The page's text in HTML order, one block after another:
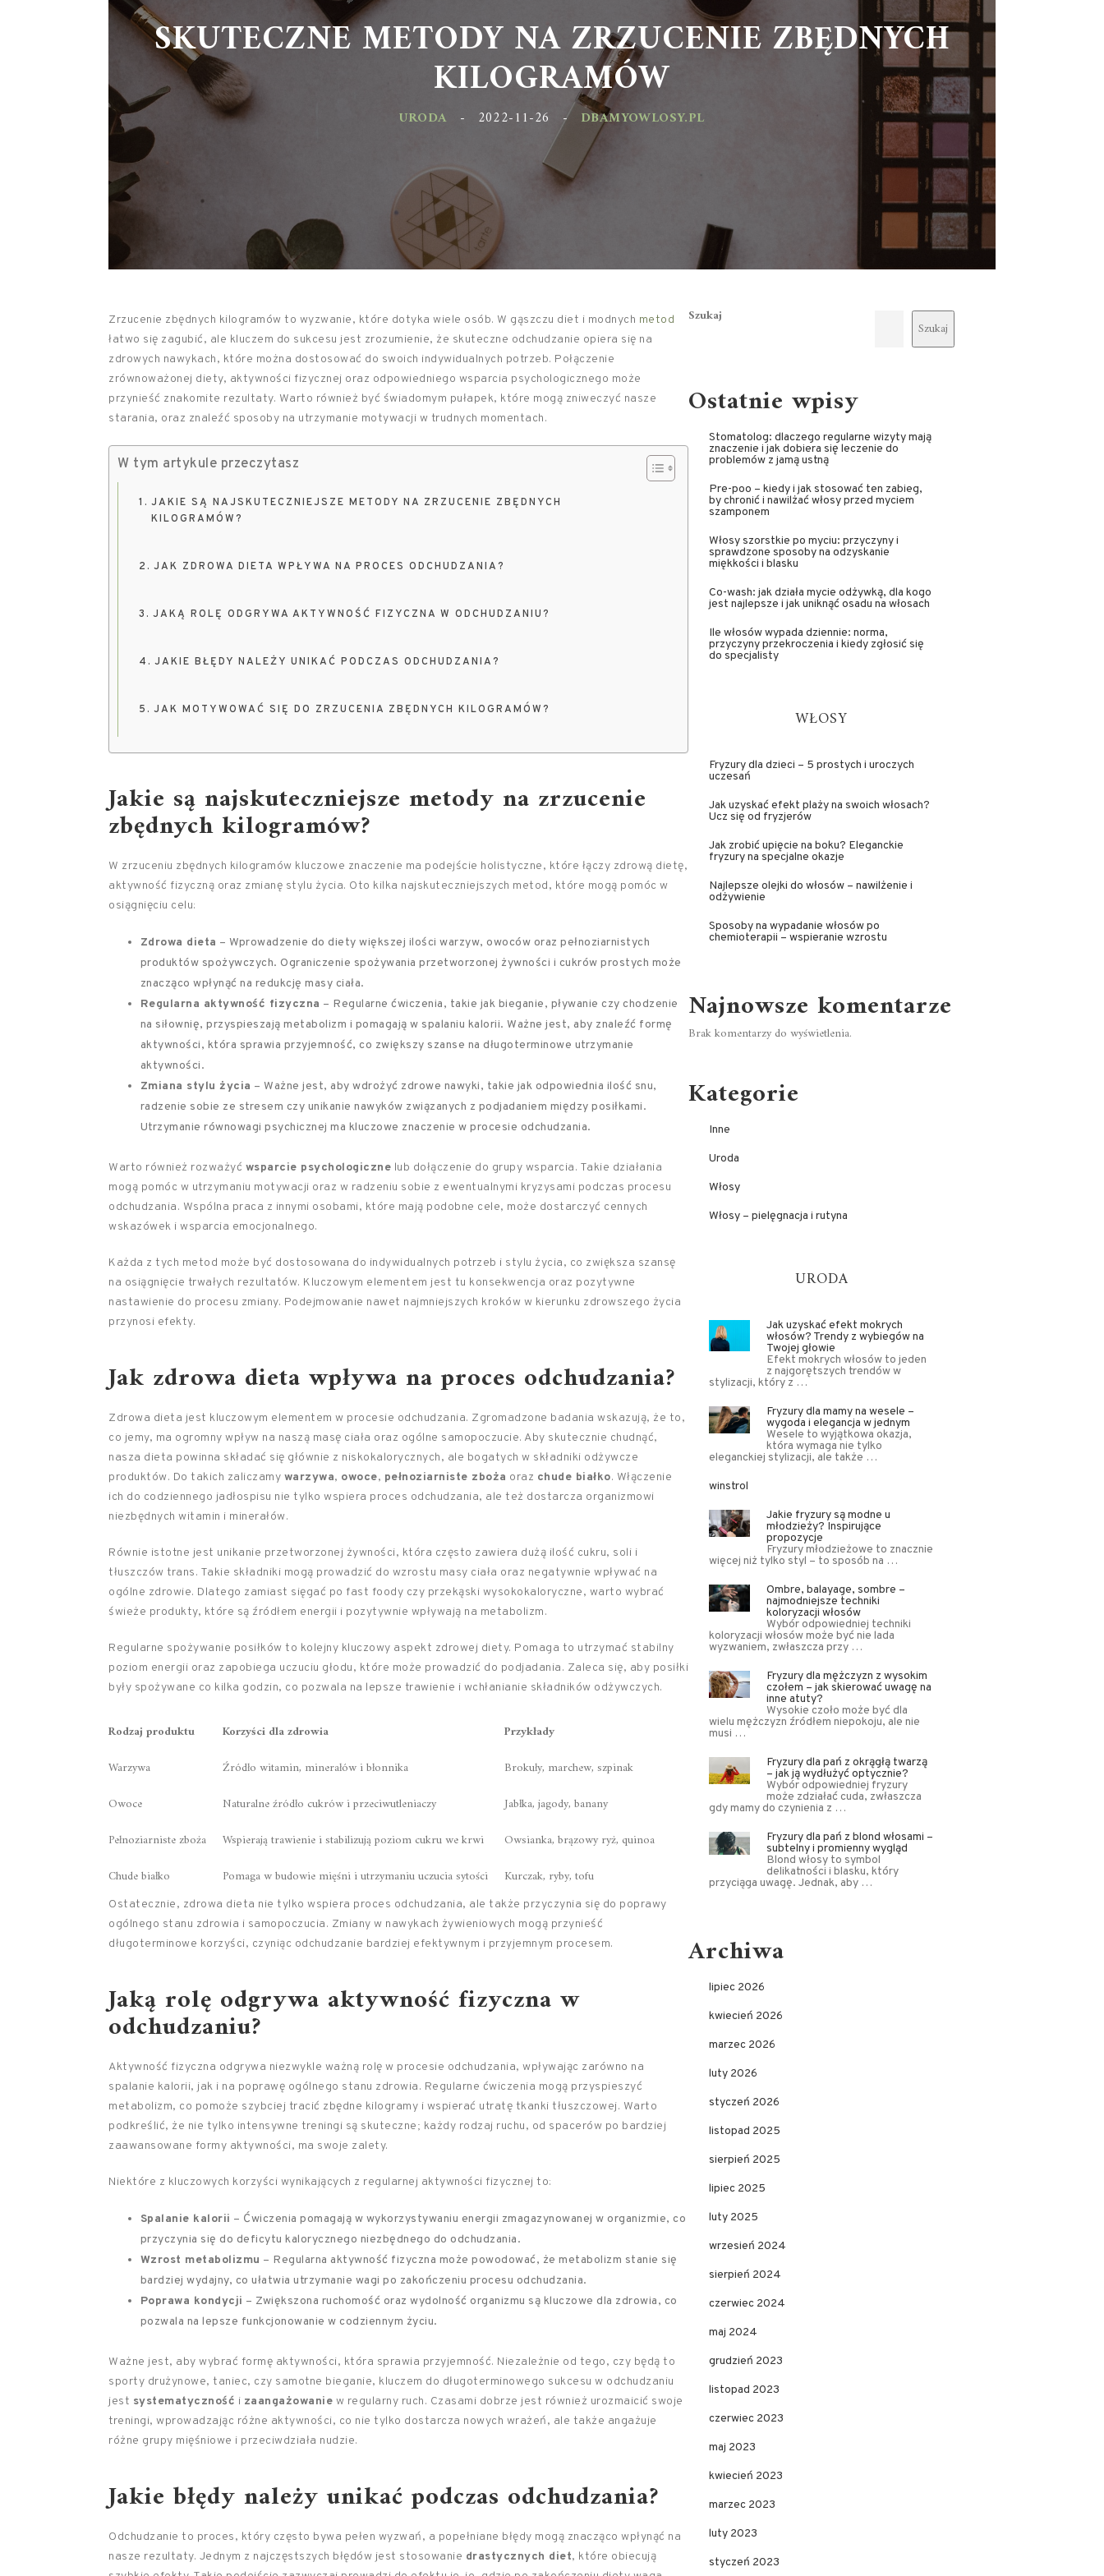
SKUTECZNE METODY NA ZRZUCENIE ZBĘDNYCH
KILOGRAMÓW
URODA - 2022-11-26 - DBAMYOWLOSY.PL
Zrzucenie zbędnych kilogramów to wyzwanie, które dotyka wiele osób. W gąszczu diet i modnych metod
łatwo się zagubić, ale kluczem do sukcesu jest zrozumienie, że skuteczne odchudzanie opiera się na
zdrowych nawykach, które można dostosować do swoich indywidualnych potrzeb. Połączenie
zrównoważonej diety, aktywności fizycznej oraz odpowiedniego wsparcia psychologicznego może
przynieść znakomite rezultaty. Warto również być świadomym pułapek, które mogą zniweczyć nasze
starania, oraz znaleźć sposoby na utrzymanie motywacji w trudnych momentach.
W tym artykule przeczytasz
JAKIE SĄ NAJSKUTECZNIEJSZE METODY NA ZRZUCENIE ZBĘDNYCH
KILOGRAMÓW?
JAK ZDROWA DIETA WPŁYWA NA PROCES ODCHUDZANIA?
JAKĄ ROLĘ ODGRYWA AKTYWNOŚĆ FIZYCZNA W ODCHUDZANIU?
JAKIE BŁĘDY NALEŻY UNIKAĆ PODCZAS ODCHUDZANIA?
JAK MOTYWOWAĆ SIĘ DO ZRZUCENIA ZBĘDNYCH KILOGRAMÓW?
Jakie są najskuteczniejsze metody na zrzucenie
zbędnych kilogramów?
W zrzuceniu zbędnych kilogramów kluczowe znaczenie ma podejście holistyczne, które łączy zdrową dietę,
aktywność fizyczną oraz zmianę stylu życia. Oto kilka najskuteczniejszych metod, które mogą pomóc w
osiągnięciu celu:
Zdrowa dieta – Wprowadzenie do diety większej ilości warzyw, owoców oraz pełnoziarnistych
produktów spożywczych. Ograniczenie spożywania przetworzonej żywności i cukrów prostych może
znacząco wpłynąć na redukcję masy ciała.
Regularna aktywność fizyczna – Regularne ćwiczenia, takie jak bieganie, pływanie czy chodzenie
na siłownię, przyspieszają metabolizm i pomagają w spalaniu kalorii. Ważne jest, aby znaleźć formę
aktywności, która sprawia przyjemność, co zwiększy szanse na długoterminowe utrzymanie
aktywności.
Zmiana stylu życia – Ważne jest, aby wdrożyć zdrowe nawyki, takie jak odpowiednia ilość snu,
radzenie sobie ze stresem czy unikanie nawyków związanych z podjadaniem między posiłkami.
Utrzymanie równowagi psychicznej ma kluczowe znaczenie w procesie odchudzania.
Warto również rozważyć wsparcie psychologiczne lub dołączenie do grupy wsparcia. Takie działania
mogą pomóc w utrzymaniu motywacji oraz w radzeniu sobie z ewentualnymi kryzysami podczas procesu
odchudzania. Wspólna praca z innymi osobami, które mają podobne cele, może dostarczyć cennych
wskazówek i wsparcia emocjonalnego.
Każda z tych metod może być dostosowana do indywidualnych potrzeb i stylu życia, co zwiększa szansę
na osiągnięcie trwałych rezultatów. Kluczowym elementem jest tu konsekwencja oraz pozytywne
nastawienie do procesu zmiany. Podejmowanie nawet najmniejszych kroków w kierunku zdrowszego życia
przynosi efekty.
Jak zdrowa dieta wpływa na proces odchudzania?
Zdrowa dieta jest kluczowym elementem w procesie odchudzania. Zgromadzone badania wskazują, że to,
co jemy, ma ogromny wpływ na naszą masę ciała oraz ogólne samopoczucie. Aby skutecznie chudnąć,
nasza dieta powinna składać się głównie z niskokalorycznych, ale bogatych w składniki odżywcze
produktów. Do takich zaliczamy warzywa, owoce, pełnoziarniste zboża oraz chude białko. Włączenie
ich do codziennego jadłospisu nie tylko wspiera proces odchudzania, ale też dostarcza organizmowi
niezbędnych witamin i minerałów.
Równie istotne jest unikanie przetworzonej żywności, która często zawiera dużą ilość cukru, soli i
tłuszczów trans. Takie składniki mogą prowadzić do wzrostu masy ciała oraz negatywnie wpływać na
ogólne zdrowie. Dlatego zamiast sięgać po fast foody czy przekąski wysokokaloryczne, warto wybrać
świeże produkty, które są źródłem energii i pozytywnie wpływają na metabolizm.
Regularne spożywanie posiłków to kolejny kluczowy aspekt zdrowej diety. Pomaga to utrzymać stabilny
poziom energii oraz zapobiega uczuciu głodu, które może prowadzić do podjadania. Zaleca się, aby posiłki
były spożywane co kilka godzin, co pozwala na lepsze trawienie i wchłanianie składników odżywczych.
Rodzaj produktu Korzyści dla zdrowia
Przykłady
Warzywa
Źródło witamin, minerałów i błonnika
Brokuły, marchew, szpinak
Owoce
Naturalne źródło cukrów i przeciwutleniaczy
Jabłka, jagody, banany
Pełnoziarniste zboża
Wspierają trawienie i stabilizują poziom cukru we krwi
Owsianka, brązowy ryż, quinoa
Chude białko
Pomaga w budowie mięśni i utrzymaniu uczucia sytości Kurczak, ryby, tofu
Ostatecznie, zdrowa dieta nie tylko wspiera proces odchudzania, ale także przyczynia się do poprawy
ogólnego stanu zdrowia i samopoczucia. Zmiany w nawykach żywieniowych mogą przynieść
długoterminowe korzyści, czyniąc odchudzanie bardziej efektywnym i przyjemnym procesem.
Jaką rolę odgrywa aktywność fizyczna w
odchudzaniu?
Aktywność fizyczna odgrywa niezwykle ważną rolę w procesie odchudzania, wpływając zarówno na
spalanie kalorii, jak i na poprawę ogólnego stanu zdrowia. Regularne ćwiczenia mogą przyspieszyć
metabolizm, co pomoże szybciej tracić zbędne kilogramy i wspierać utratę tkanki tłuszczowej. Warto
podkreślić, że nie tylko intensywne treningi są skuteczne; każdy rodzaj ruchu, od spacerów po bardziej
zaawansowane formy aktywności, ma swoje zalety.
Niektóre z kluczowych korzyści wynikających z regularnej aktywności fizycznej to:
Spalanie kalorii – Ćwiczenia pomagają w wykorzystywaniu energii zmagazynowanej w organizmie, co
przyczynia się do deficytu kalorycznego niezbędnego do odchudzania.
Wzrost metabolizmu – Regularna aktywność fizyczna może powodować, że metabolizm stanie się
bardziej wydajny, co ułatwia utrzymanie wagi po zakończeniu procesu odchudzania.
Poprawa kondycji – Zwiększona ruchomość oraz wydolność organizmu są kluczowe dla zdrowia, co
pozwala na lepsze funkcjonowanie w codziennym życiu.
Ważne jest, aby wybrać formę aktywności, która sprawia przyjemność. Niezależnie od tego, czy będą to
sporty drużynowe, taniec, czy samotne bieganie, kluczem do długoterminowego sukcesu w odchudzaniu
jest systematyczność i zaangażowanie w regularny ruch. Czasami dobrze jest również urozmaicić swoje
treningi, wprowadzając różne aktywności, co nie tylko dostarcza nowych wrażeń, ale także angażuje
różne grupy mięśniowe i przeciwdziała nudzie.
Jakie błędy należy unikać podczas odchudzania?
Odchudzanie to proces, który często bywa pełen wyzwań, a popełniane błędy mogą znacząco wpłynąć na
nasze rezultaty. Jednym z najczęstszych błędów jest stosowanie drastycznych diet, które obiecują
Szukaj
Szukaj
Ostatnie wpisy
Stomatolog: dlaczego regularne wizyty mają
znaczenie i jak dobiera się leczenie do
problemów z jamą ustną
Pre-poo – kiedy i jak stosować ten zabieg,
by chronić i nawilżać włosy przed myciem
szamponem
Włosy szorstkie po myciu: przyczyny i
sprawdzone sposoby na odzyskanie
miękkości i blasku
Co-wash: jak działa mycie odżywką, dla kogo
jest najlepsze i jak uniknąć osadu na włosach
Ile włosów wypada dziennie: norma,
przyczyny przekroczenia i kiedy zgłosić się
do specjalisty
WŁOSY
Fryzury dla dzieci – 5 prostych i uroczych
uczesań
Jak uzyskać efekt plaży na swoich włosach?
Ucz się od fryzjerów
Jak zrobić upięcie na boku? Eleganckie
fryzury na specjalne okazje
Najlepsze olejki do włosów – nawilżenie i
odżywienie
Sposoby na wypadanie włosów po
chemioterapii – wspieranie wzrostu
Najnowsze komentarze
Brak komentarzy do wyświetlenia.
Kategorie
Inne
Uroda
Włosy
Włosy – pielęgnacja i rutyna
URODA
Jak uzyskać efekt mokrych
włosów? Trendy z wybiegów na
Twojej głowie
Efekt mokrych włosów to jeden
z najgorętszych trendów w
stylizacji, który z …
Fryzury dla mamy na wesele –
wygoda i elegancja w jednym
Wesele to wyjątkowa okazja,
która wymaga nie tylko
eleganckiej stylizacji, ale także …
winstrol
Jakie fryzury są modne u
młodzieży? Inspirujące
propozycje
Fryzury młodzieżowe to znacznie
więcej niż tylko styl – to sposób na …
Ombre, balayage, sombre –
najmodniejsze techniki
koloryzacji włosów
Wybór odpowiedniej techniki
koloryzacji włosów może być nie lada
wyzwaniem, zwłaszcza przy …
Fryzury dla mężczyzn z wysokim
czołem – jak skierować uwagę na
inne atuty?
Wysokie czoło może być dla
wielu mężczyzn źródłem niepokoju, ale nie
musi …
Fryzury dla pań z okrągłą twarzą
– jak ją wydłużyć optycznie?
Wybór odpowiedniej fryzury
może zdziałać cuda, zwłaszcza
gdy mamy do czynienia z …
Fryzury dla pań z blond włosami –
subtelny i promienny wygląd
Blond włosy to symbol
delikatności i blasku, który
przyciąga uwagę. Jednak, aby …
Archiwa
lipiec 2026
kwiecień 2026
marzec 2026
luty 2026
styczeń 2026
listopad 2025
sierpień 2025
lipiec 2025
luty 2025
wrzesień 2024
sierpień 2024
czerwiec 2024
maj 2024
grudzień 2023
listopad 2023
czerwiec 2023
maj 2023
kwiecień 2023
marzec 2023
luty 2023
styczeń 2023